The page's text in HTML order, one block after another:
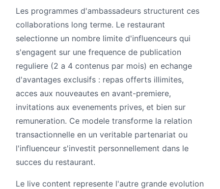
Les programmes d'ambassadeurs structurent ces
collaborations long terme. Le restaurant
selectionne un nombre limite d'influenceurs qui
s'engagent sur une frequence de publication
reguliere (2 a 4 contenus par mois) en echange
d'avantages exclusifs : repas offerts illimites,
acces aux nouveautes en avant-premiere,
invitations aux evenements prives, et bien sur
remuneration. Ce modele transforme la relation
transactionnelle en un veritable partenariat ou
l'influenceur s'investit personnellement dans le
succes du restaurant.
Le live content represente l'autre grande evolution